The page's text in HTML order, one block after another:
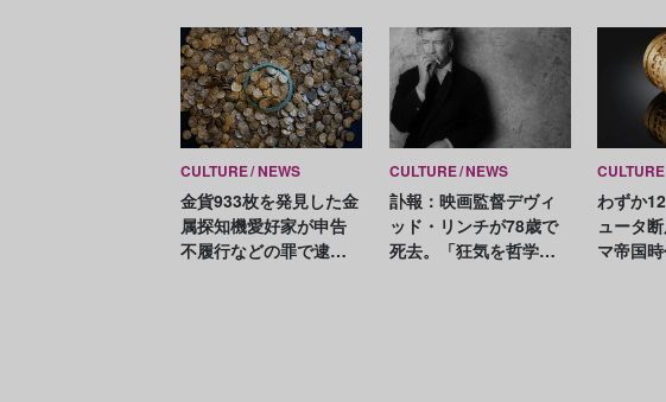
抗議
要」と保存協会
CULTURE NEWS
金貨933枚を発見した金
属探知機愛好家が申告
不履行などの罪で逮
CULTURE NEWS
訃報：映画監督デヴィ
ッド・リンチが78歳で
死去。「狂気を哲学に
CULTURE
わずか
ュータ
マ帝国